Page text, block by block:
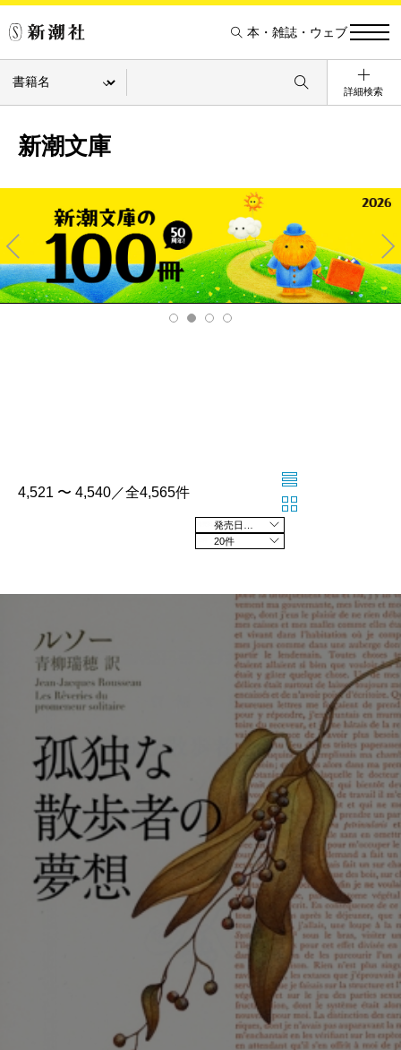
本・雑誌・ウェブ
詳細検索
新潮文庫
Pre
v
Ne
xt
4,521 〜 4,540／全4,565件
20件